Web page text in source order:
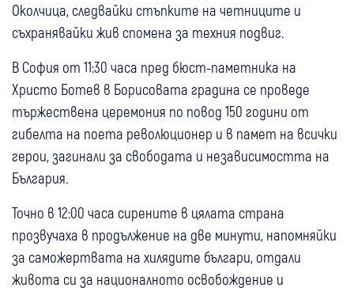
Околчица, следвайки стъпките на четниците и
съхранявайки жив спомена за техния подвиг.
В София от 11:30 часа пред бюст-паметника на
Христо Ботев в Борисовата градина се проведе
тържествена церемония по повод 150 години от
гибелта на поета революционер и в памет на всички
герои, загинали за свободата и независимостта на
България.
Точно в 12:00 часа сирените в цялата страна
прозвучаха в продължение на две минути, напомняйки
за саможертвата на хилядите българи, отдали
живота си за националното освобождение и